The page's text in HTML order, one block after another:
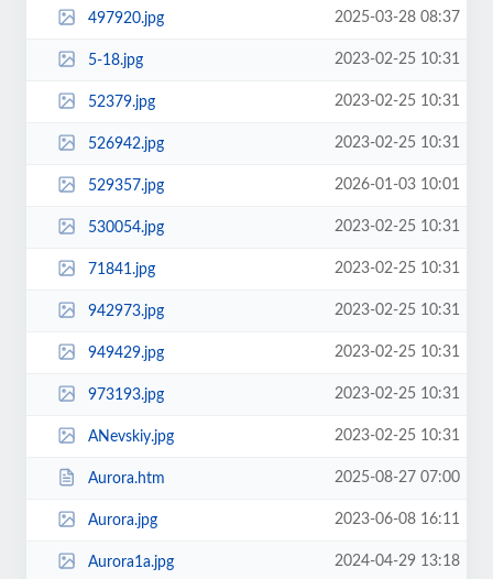
497920.jpg 2025-03-28 08:37
5-18.jpg 2023-02-25 10:31
52379.jpg 2023-02-25 10:31
526942.jpg 2023-02-25 10:31
529357.jpg 2026-01-03 10:01
530054.jpg 2023-02-25 10:31
71841.jpg 2023-02-25 10:31
942973.jpg 2023-02-25 10:31
949429.jpg 2023-02-25 10:31
973193.jpg 2023-02-25 10:31
ANevskiy.jpg 2023-02-25 10:31
Aurora.htm 2025-08-27 07:00
Aurora.jpg 2023-06-08 16:11
Aurora1a.jpg 2024-04-29 13:18